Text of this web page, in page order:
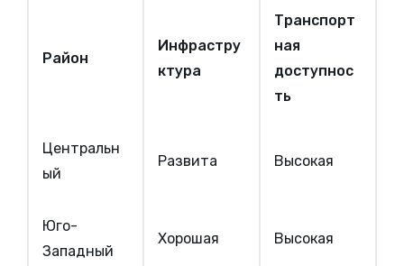
Район
Инфрастру
ктура
Транспорт
ная
доступнос
ть
Центральн
ый
Развита Высокая
Юго-
Западный
Хорошая Высокая